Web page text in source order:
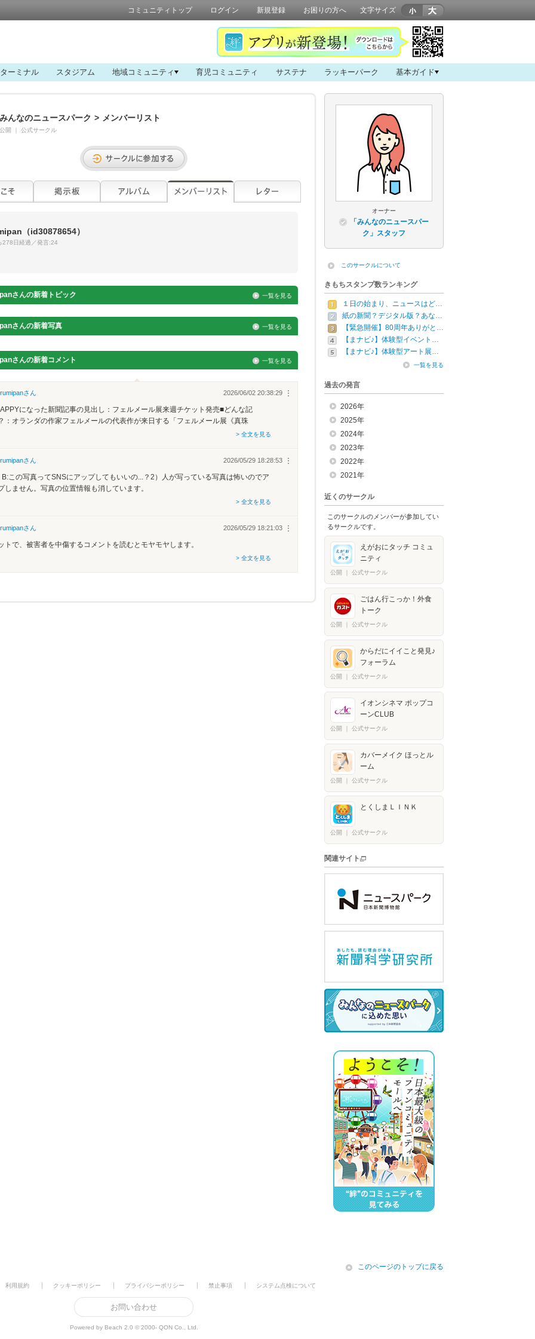
コミュニティトップ ログイン 新規登録 お困りの方へ 文字サイズ
ーミナル スタジアム 地域コミュニティ 育児コミュニティ サステナ ラッキーパーク 基本ガイド
みんなのニュースパーク > メンバーリスト
公開 公式サークル
（id30878654）
278日経過／発言:24
さんの新着トピック 一覧を見る
さんの新着写真 一覧を見る
さんの新着コメント 一覧を見る
さん ︙
2026/06/02 20:38:29
になった新聞記事の見出し：フェルメール展来週チケット発売■どんな記
：オランダの作家フェルメールの代表作が来日する「フェルメール展《真珠
> 全文を見る
さん ︙
2026/05/29 18:28:53
B:この写真ってSNSにアップしてもいいの...？2）人が写っている写真は怖いのでア
しません。写真の位置情報も消しています。
> 全文を見る
さん ︙
2026/05/29 18:21:03
トで、被害者を中傷するコメントを読むとモヤモヤします。
> 全文を見る
オーナー
「みんなのニュースパー
ク」スタッフ
このサークルについて
きもちスタンプ数ランキング
１日の始まり、ニュースはど…
紙の新聞？デジタル版？あな…
【緊急開催】80周年ありがと…
【まナビ♪】体験型イベント…
【まナビ♪】体験型アート展…
一覧を見る
過去の発言
2026年
2025年
2024年
2023年
2022年
2021年
近くのサークル
このサークルのメンバーが参加してい
るサークルです。
えがおにタッチ コミュ
ニティ
公開 公式サークル
ごはん行こっか！外食
トーク
公開 公式サークル
からだにイイこと発見♪
フォーラム
公開 公式サークル
イオンシネマ ポップコ
ーンCLUB
公開 公式サークル
カバーメイク ほっとル
ーム
公開 公式サークル
とくしまＬＩＮＫ
公開 公式サークル
関連サイト
icon
このページのトップに戻る
利用規約 クッキーポリシー プライバシーポリシー 禁止事項 システム点検について
お問い合わせ
Powered by Beach 2.0 © 2000- QON Co., Ltd.